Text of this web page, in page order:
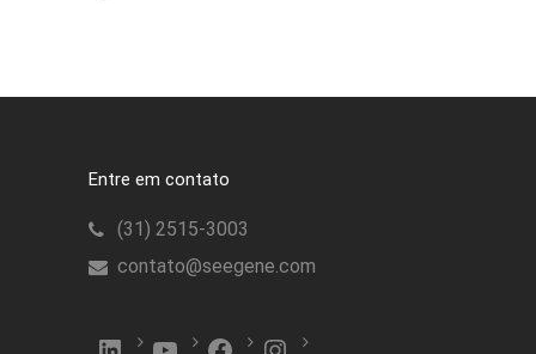
Entre em contato
(31) 2515-3003
contato@seegene.com
LinkedInYouTubeFacebookInstagram